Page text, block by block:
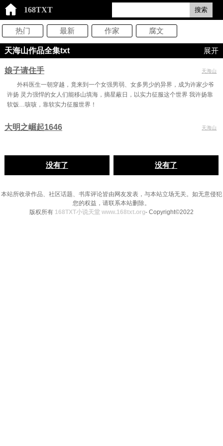
168TXT 搜索
热门 最新 作家 腐文
天海山作品全集txt 展开
娘子请住手 天海山
外科医生一朝穿越，竟来到一个女强男弱、女多男少的异界，成为许家少爷
许扬 灵力强悍的女人们能移山填海，摘星蔽日，以实力征服这个世界 我许扬靠
软饭…咳咳，靠软实力征服世界！
大明之崛起1646 天海山
没有了 没有了
本站所收录作品、社区话题、书库评论皆由网友发表，与本站立场无关。如无意侵犯
您的权益，请联系本站删除。
版权所有 168TXT小说天堂 www.168txt.org- Copyright©2022